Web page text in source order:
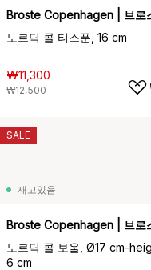
Broste Copenhagen | 브로
노르딕 콜 티스푼, 16 cm
₩11,300
₩12,500
재고있음
Broste Copenhagen | 브로
노르딕 콜 보울, Ø17 cm-
6 cm
SALE